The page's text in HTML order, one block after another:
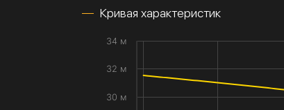
Кривая характеристик
30 м
32 м
34 м